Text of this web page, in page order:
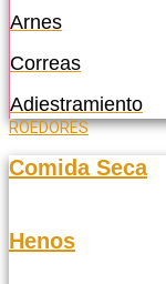
Arnes
Correas
Adiestramiento
ROEDORES
Comida Seca
Henos